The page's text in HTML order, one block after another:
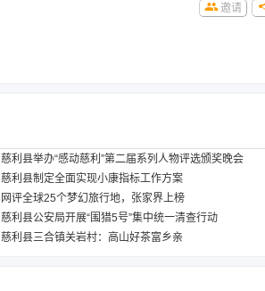
邀请
慈利县举办“感动慈利”第二届系列人物评选颁奖晚会
慈利县制定全面实现小康指标工作方案
网评全球25个梦幻旅行地，张家界上榜
慈利县公安局开展“围猎5号”集中统一清查行动
慈利县三合镇关岩村：高山好茶富乡亲